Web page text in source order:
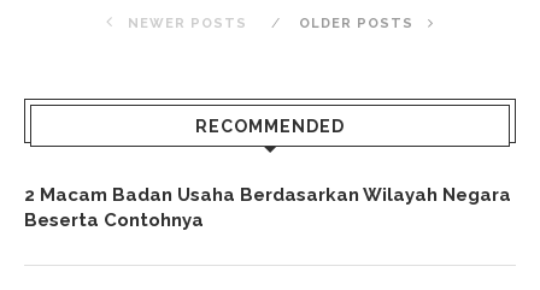
NEWER POSTS OLDER POSTS
RECOMMENDED
2 Macam Badan Usaha Berdasarkan Wilayah Negara
Beserta Contohnya